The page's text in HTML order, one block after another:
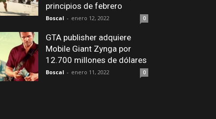
principios de febrero
Boscal - enero 12, 2022 0
GTA publisher adquiere
Mobile Giant Zynga por
12.700 millones de dólares
Boscal - enero 11, 2022 0